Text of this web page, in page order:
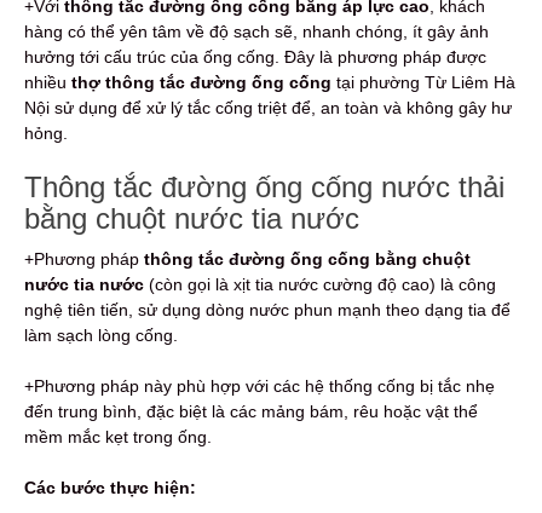
+Với thông tắc đường ống cống bằng áp lực cao, khách
hàng có thể yên tâm về độ sạch sẽ, nhanh chóng, ít gây ảnh
hưởng tới cấu trúc của ống cống. Đây là phương pháp được
nhiều thợ thông tắc đường ống cống tại phường Từ Liêm Hà
Nội sử dụng để xử lý tắc cống triệt để, an toàn và không gây hư
hỏng.
Thông tắc đường ống cống nước thải
bằng chuột nước tia nước
+Phương pháp thông tắc đường ống cống bằng chuột
nước tia nước (còn gọi là xịt tia nước cường độ cao) là công
nghệ tiên tiến, sử dụng dòng nước phun mạnh theo dạng tia để
làm sạch lòng cống.
+Phương pháp này phù hợp với các hệ thống cống bị tắc nhẹ
đến trung bình, đặc biệt là các mảng bám, rêu hoặc vật thể
mềm mắc kẹt trong ống.
Các bước thực hiện: